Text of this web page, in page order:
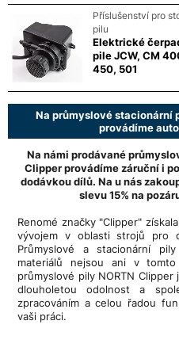
Příslušenství pro
pilu
Elektrické
pile JCW, CM
450, 501
Na průmyslové stacionární
provádíme
Na námi prodávané
Clipper provádíme záruční i
dodávkou dílů. Na u nás
slevu 15% na
Renomé značky "Clipper"
vývojem v oblasti strojů pro
Průmyslové a stacionární
materiálů nejsou ani v tomto
průmyslové pily NORTN
dlouholetou odolnost a
zpracováním a celou řadou
vaši práci.